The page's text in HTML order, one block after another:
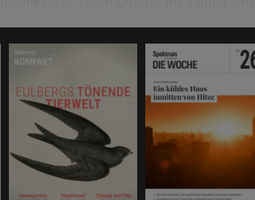
Sommer bleibt es frostfrei, und dann
30-Grad-Marke. Obendrein ist die
Jahr viermal so viel Wasser auf die
Wladimir Pitulko und seine
Nischnejansk, wenige
Jahre alte Spuren von Menschen.
sich ohne die Hilfsmittel der